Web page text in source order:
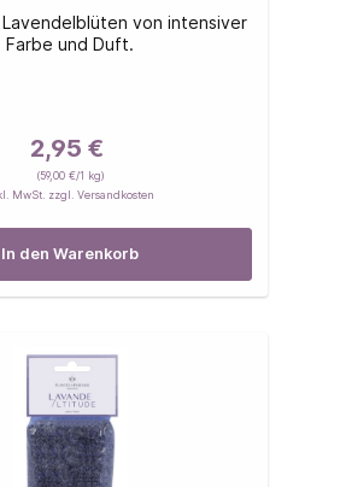
von intensiver
Farbe und Duft.
2,95 €
(59,00 €/1 kg)
MwSt. zzgl. Versandkosten
In den Warenkorb